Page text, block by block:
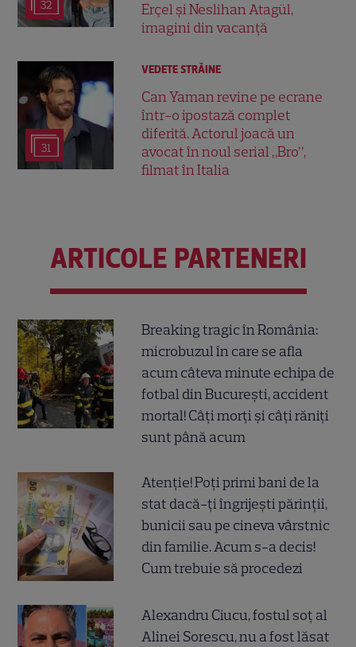
32
Erçel și Neslihan Atagül,
imagini din vacanță
31
VEDETE STRĂINE
Can Yaman revine pe ecrane
într-o ipostază complet
diferită. Actorul joacă un
avocat în noul serial „Bro”,
filmat în Italia
ARTICOLE PARTENERI
Breaking tragic în România:
microbuzul în care se afla
acum câteva minute echipa de
fotbal din București, accident
mortal! Câți morți și câți răniți
sunt până acum
Atenție! Poți primi bani de la
stat dacă-ți îngrijești părinții,
bunicii sau pe cineva vârstnic
din familie. Acum s-a decis!
Cum trebuie să procedezi
Alexandru Ciucu, fostul soț al
Alinei Sorescu, nu a fost lăsat